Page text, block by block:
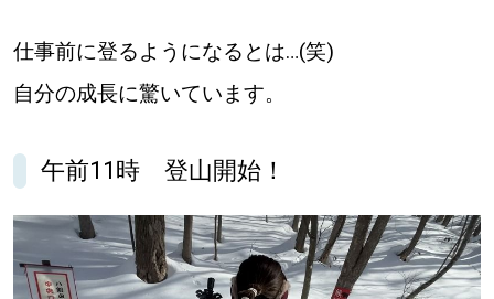
仕事前に登るようになるとは…(笑)
自分の成長に驚いています。
午前11時 登山開始！